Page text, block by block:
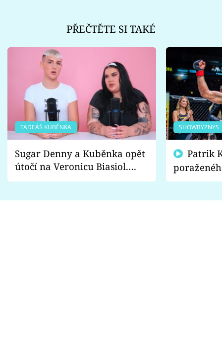
PŘEČTĚTE SI TAKÉ
TADEÁŠ KUBĚNKA
Sugar Denny a Kuběnka opět
útočí na Veronicu Biasiol.
Proč je podle nich falešná a
SHOWBYZNYS
fanoušci